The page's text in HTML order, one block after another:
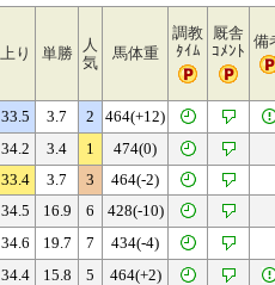
上り 単勝
人
気
馬体重
調教
ﾀｲﾑ
厩舎
ｺﾒﾝﾄ
備
33.5 3.7 2
464(+12)
34.2 3.4 1
474(0)
33.4 3.7 3
464(-2)
34.5 16.9 6
428(-10)
34.6 19.7 7
434(-4)
34.4 15.8 5
464(+2)